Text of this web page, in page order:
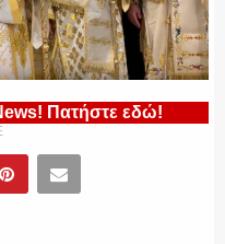
Πατήστε εδώ!